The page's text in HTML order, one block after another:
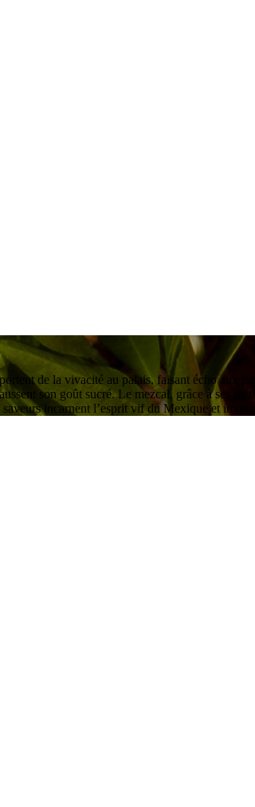
de la vivacité au palais, faisant écho aux
son goût sucré. Le mezcal, grâce à ses
incarnent l’esprit vif du Mexique et